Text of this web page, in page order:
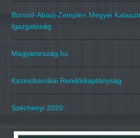
Borsod-Abaúj-Zemplén Megyei
Igazgatóság
Magyarország.hu
Kazincbarcikai Rendőrkaptányság
Széchenyi 2020